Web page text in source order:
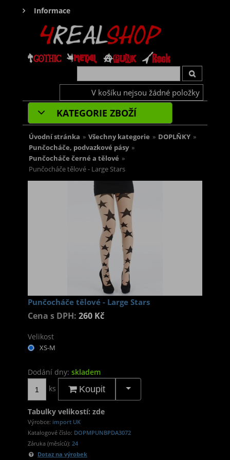
Informace
V košíku nejsou žádné položky
KATEGORIE ZBOŽÍ
Úvodní stránka » Všechny kategorie » DOPLŇKY »
Punčocháče, podvazkové pásy »
Punčocháče černé a tělové »
Punčocháče tělové - Large Stars
Punčocháče tělové - Large Stars
Cena s DPH: 260 Kč
Velikost
XS-M
Dodání dny: skladem
ks
Koupit
Tabulky velikostí: zde
Výrobce: import UK
Katalogové číslo: DOPMPUNBPDA3072
Záruka (měsíců): 24
Dotaz na výrobek